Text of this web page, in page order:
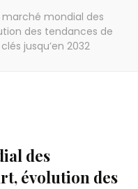
marché mondial des
des tendances de
jusqu’en 2032
des
évolution des